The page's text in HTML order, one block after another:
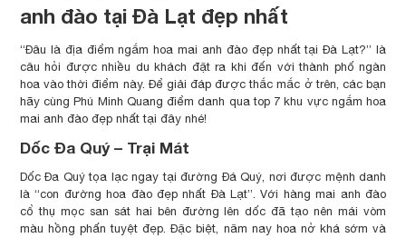
anh đào tại Đà Lạt đẹp nhất
“Đâu là địa điểm ngắm hoa mai anh đào đẹp nhất tại Đà Lạt?” là
câu hỏi được nhiều du khách đặt ra khi đến với thành phố ngàn
hoa vào thời điểm này. Để giải đáp được thắc mắc ở trên, các bạn
hãy cùng Phú Minh Quang điểm danh qua top 7 khu vực ngắm hoa
mai anh đào đẹp nhất tại đây nhé!
Dốc Đa Quý – Trại Mát
Dốc Đa Quý tọa lạc ngay tại đường Đá Quý, nơi được mệnh danh
là “con đường hoa đào đẹp nhất Đà Lạt”. Với hàng mai anh đào
cổ thụ mọc san sát hai bên đường lên dốc đã tạo nên mái vòm
màu hồng phấn tuyệt đẹp. Đặc biệt, năm nay hoa nở khá sớm và